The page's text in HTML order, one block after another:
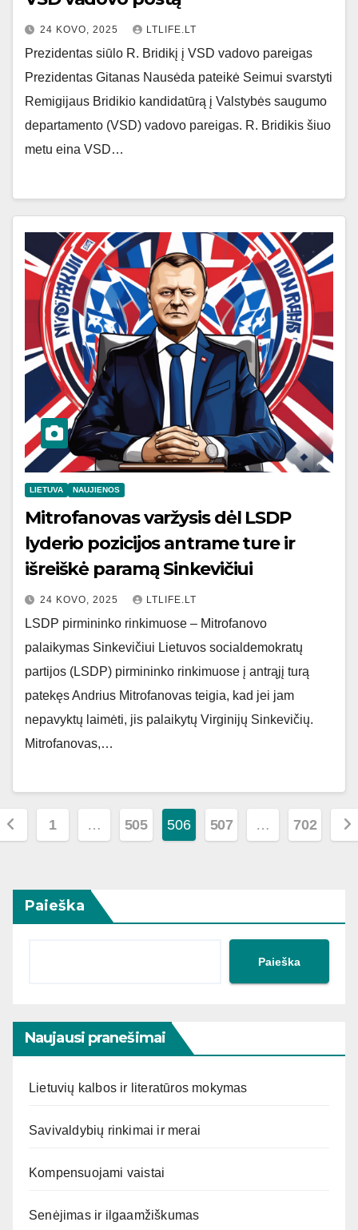
24 KOVO, 2025 LTLIFE.LT
Prezidentas siūlo R. Bridikį į VSD vadovo pareigas
Prezidentas Gitanas Nausėda pateikė Seimui svarstyti
Remigijaus Bridikio kandidatūrą į Valstybės saugumo
departamento (VSD) vadovo pareigas. R. Bridikis šiuo
metu eina VSD…
LIETUVA NAUJIENOS
Mitrofanovas varžysis dėl LSDP
lyderio pozicijos antrame ture ir
išreiškė paramą Sinkevičiui
24 KOVO, 2025 LTLIFE.LT
LSDP pirmininko rinkimuose – Mitrofanovo
palaikymas Sinkevičiui Lietuvos socialdemokratų
partijos (LSDP) pirmininko rinkimuose į antrąjį turą
patekęs Andrius Mitrofanovas teigia, kad jei jam
nepavyktų laimėti, jis palaikytų Virginijų Sinkevičių.
Mitrofanovas,…
1 … 505 506 507 … 702
Paieška
Paieška
Naujausi pranešimai
Lietuvių kalbos ir literatūros mokymas
Savivaldybių rinkimai ir merai
Kompensuojami vaistai
Senėjimas ir ilgaamžiškumas